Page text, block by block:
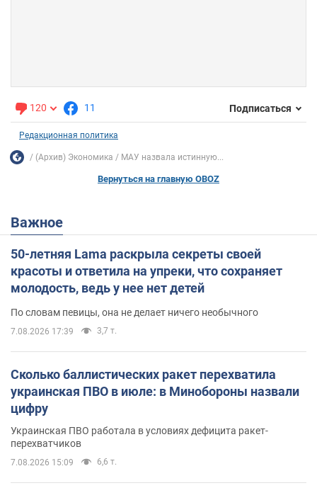
120 11 Подписаться
Редакционная политика
(Архив) Экономика МАУ назвала истинную...
Вернуться на главную OBOZ
Важное
50-летняя Lama раскрыла секреты своей
красоты и ответила на упреки, что сохраняет
молодость, ведь у нее нет детей
По словам певицы, она не делает ничего необычного
7.08.2026 17:39 3,7 т.
Сколько баллистических ракет перехватила
украинская ПВО в июле: в Минобороны назвали
цифру
Украинская ПВО работала в условиях дефицита ракет-
перехватчиков
7.08.2026 15:09 6,6 т.